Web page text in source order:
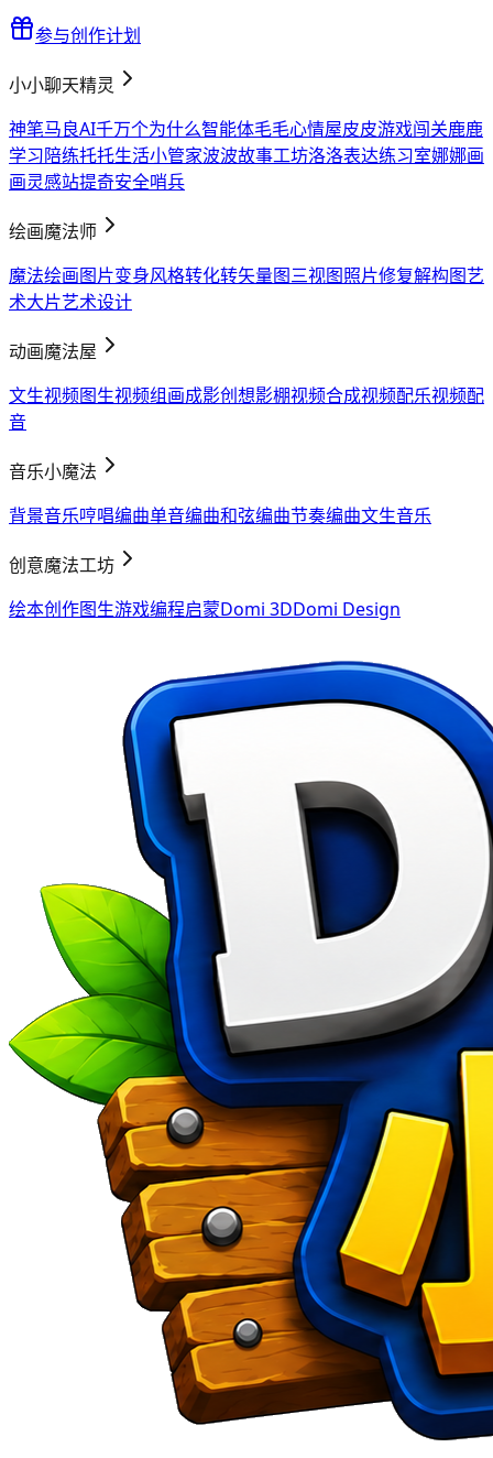
参与创作计划
小小聊天精灵
神笔马良AI千万个为什么智能体毛毛心情屋皮皮游戏闯关鹿鹿
学习陪练托托生活小管家波波故事工坊洛洛表达练习室娜娜画
画灵感站提奇安全哨兵
绘画魔法师
魔法绘画图片变身风格转化转矢量图三视图照片修复解构图艺
术大片艺术设计
动画魔法屋
文生视频图生视频组画成影创想影棚视频合成视频配乐视频配
音
音乐小魔法
背景音乐哼唱编曲单音编曲和弦编曲节奏编曲文生音乐
创意魔法工坊
绘本创作图生游戏编程启蒙Domi 3DDomi Design